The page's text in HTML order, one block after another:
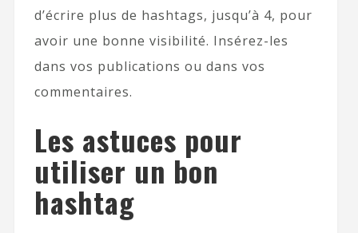
d’écrire plus de hashtags, jusqu’à 4, pour
avoir une bonne visibilité. Insérez-les
dans vos publications ou dans vos
commentaires.
Les astuces pour
utiliser un bon
hashtag